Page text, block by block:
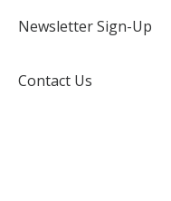
Newsletter Sign-Up
Contact Us